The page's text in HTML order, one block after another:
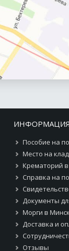
ИНФОРМАЦИЯ
Пособие на
Место на
Крематорий
Справка на
Документы
Морги в
Доставка и
Отзывы